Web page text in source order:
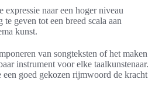
naar een hoger niveau
geven tot een breed scala aan
kunst.
van songteksten of het maken
instrument voor elke taalkunstenaar.
een goed gekozen rijmwoord de kracht